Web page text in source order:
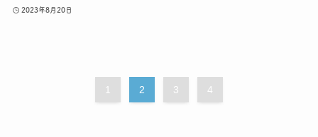
2023年8月20日
1 2 3 4